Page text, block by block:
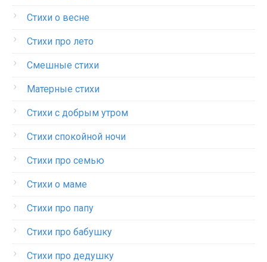
Стихи о весне
Стихи про лето
Смешные стихи
Матерные стихи
Стихи с добрым утром
Стихи спокойной ночи
Стихи про семью
Стихи о маме
Стихи про папу
Стихи про бабушку
Стихи про дедушку